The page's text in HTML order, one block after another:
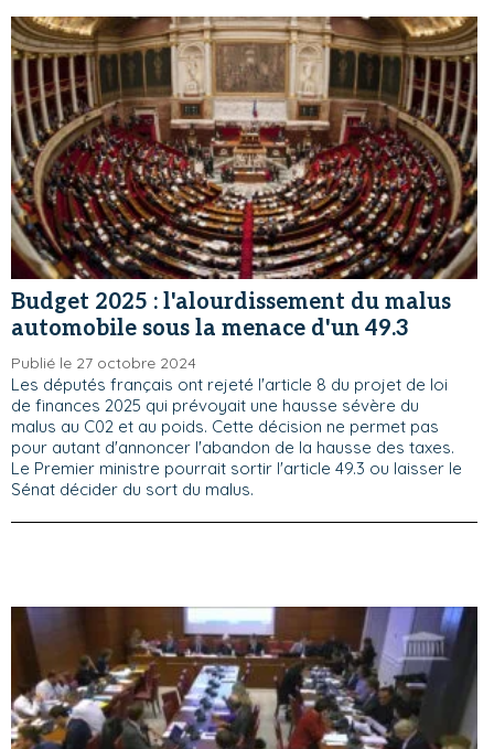
Budget 2025 : l'alourdissement du malus
automobile sous la menace d'un 49.3
Publié le 27 octobre 2024
Les députés français ont rejeté l'article 8 du projet de loi
de finances 2025 qui prévoyait une hausse sévère du
malus au C02 et au poids. Cette décision ne permet pas
pour autant d'annoncer l'abandon de la hausse des taxes.
Le Premier ministre pourrait sortir l'article 49.3 ou laisser le
Sénat décider du sort du malus.